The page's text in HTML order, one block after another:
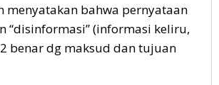
menyatakan bahwa pernyataan
“disinformasi” (informasi keliru,
benar dg maksud dan tujuan